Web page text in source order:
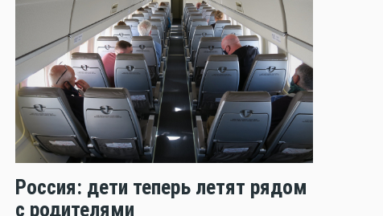
Россия: дети теперь летят рядом
с родителями